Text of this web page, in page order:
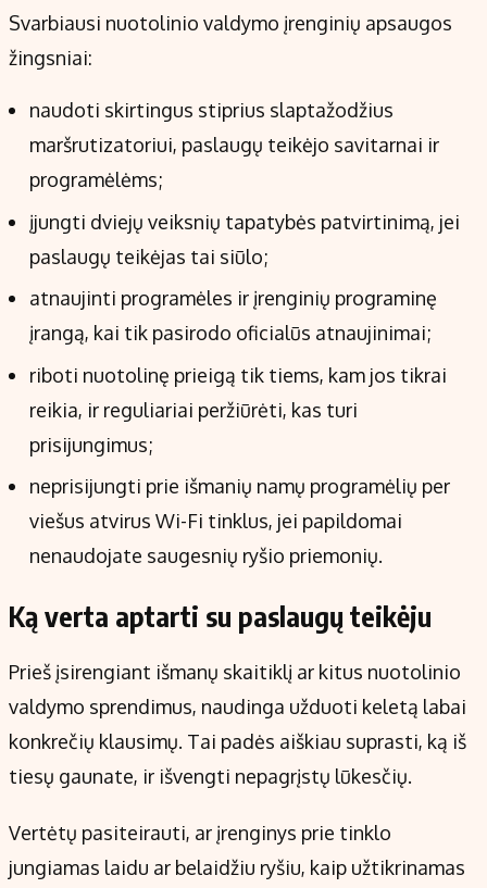
Svarbiausi nuotolinio valdymo įrenginių apsaugos
žingsniai:
naudoti skirtingus stiprius slaptažodžius
maršrutizatoriui, paslaugų teikėjo savitarnai ir
programėlėms;
įjungti dviejų veiksnių tapatybės patvirtinimą, jei
paslaugų teikėjas tai siūlo;
atnaujinti programėles ir įrenginių programinę
įrangą, kai tik pasirodo oficialūs atnaujinimai;
riboti nuotolinę prieigą tik tiems, kam jos tikrai
reikia, ir reguliariai peržiūrėti, kas turi
prisijungimus;
neprisijungti prie išmanių namų programėlių per
viešus atvirus Wi-Fi tinklus, jei papildomai
nenaudojate saugesnių ryšio priemonių.
Ką verta aptarti su paslaugų teikėju
Prieš įsirengiant išmanų skaitiklį ar kitus nuotolinio
valdymo sprendimus, naudinga užduoti keletą labai
konkrečių klausimų. Tai padės aiškiau suprasti, ką iš
tiesų gaunate, ir išvengti nepagrįstų lūkesčių.
Vertėtų pasiteirauti, ar įrenginys prie tinklo
jungiamas laidu ar belaidžiu ryšiu, kaip užtikrinamas